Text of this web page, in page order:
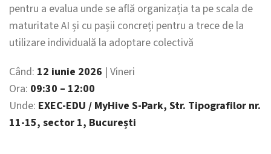
pentru a evalua unde se află organizația ta pe scala de
maturitate AI și cu pașii concreți pentru a trece de la
utilizare individuală la adoptare colectivă
Când: 12 iunie 2026 | Vineri
Ora: 09:30 – 12:00
Unde: EXEC-EDU / MyHive S-Park, Str. Tipografilor nr.
11-15, sector 1, București